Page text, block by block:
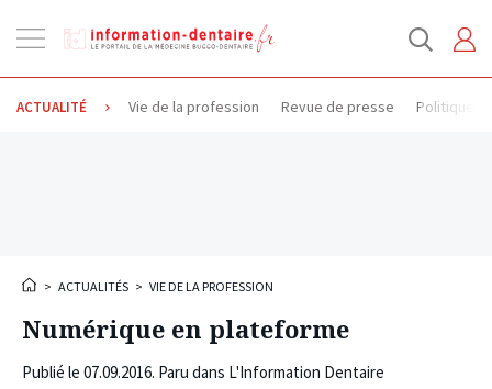
la
navigation
ACTUALITÉ Vie de la profession Revue de presse Politique
> ACTUALITÉS > VIE DE LA PROFESSION
Numérique en plateforme
Publié le 07.09.2016. Paru dans L'Information Dentaire